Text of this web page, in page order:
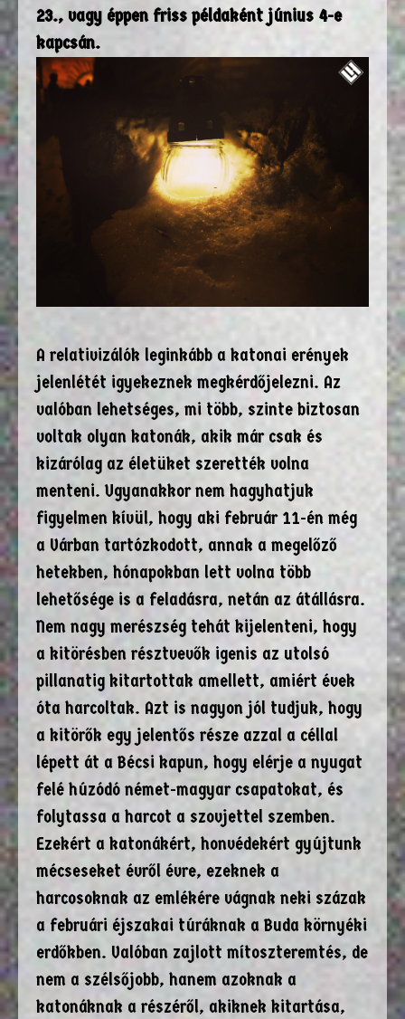
23., vagy éppen friss példaként június 4-e
kapcsán.
A relativizálók leginkább a katonai erények
jelenlétét igyekeznek megkérdőjelezni. Az
valóban lehetséges, mi több, szinte biztosan
voltak olyan katonák, akik már csak és
kizárólag az életüket szerették volna
menteni. Ugyanakkor nem hagyhatjuk
figyelmen kívül, hogy aki február 11-én még
a Várban tartózkodott, annak a megelőző
hetekben, hónapokban lett volna több
lehetősége is a feladásra, netán az átállásra.
Nem nagy merészség tehát kijelenteni, hogy
a kitörésben résztvevők igenis az utolsó
pillanatig kitartottak amellett, amiért évek
óta harcoltak. Azt is nagyon jól tudjuk, hogy
a kitörők egy jelentős része azzal a céllal
lépett át a Bécsi kapun, hogy elérje a nyugat
felé húzódó német-magyar csapatokat, és
folytassa a harcot a szovjettel szemben.
Ezekért a katonákért, honvédekért gyújtunk
mécseseket évről évre, ezeknek a
harcosoknak az emlékére vágnak neki százak
a februári éjszakai túráknak a Buda környéki
erdőkben. Valóban zajlott mítoszteremtés, de
nem a szélsőjobb, hanem azoknak a
katonáknak a részéről, akiknek kitartása,